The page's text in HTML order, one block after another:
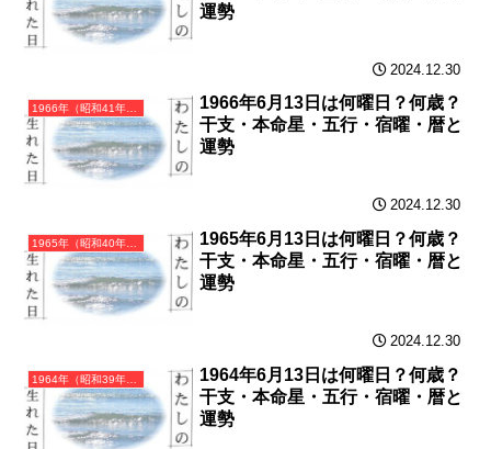
運勢
2024.12.30
1966年（昭和41年）丙午（ひのえうま）・午年（うま年）カレンダー（月曜はじまり）
1966年6月13日は何曜日？何歳？
干支・本命星・五行・宿曜・暦と
運勢
2024.12.30
1965年（昭和40年）乙巳（きのとみ）・巳年（へび年）カレンダー（月曜はじまり）
1965年6月13日は何曜日？何歳？
干支・本命星・五行・宿曜・暦と
運勢
2024.12.30
1964年（昭和39年）甲辰（きのえたつ）・辰年（たつ年）カレンダー（月曜はじまり）
1964年6月13日は何曜日？何歳？
干支・本命星・五行・宿曜・暦と
運勢